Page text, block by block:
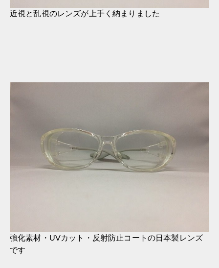
近視と乱視のレンズが上手く納まりました
強化素材・UVカット・反射防止コートの日本製レンズ
です